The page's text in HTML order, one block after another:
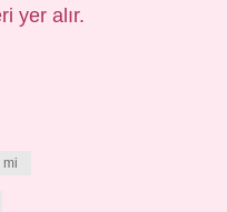
yer alır.
mi